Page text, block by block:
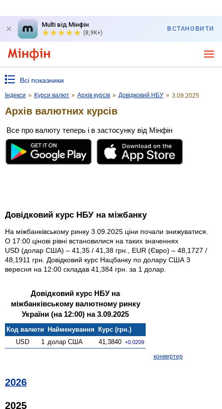
Multi від Мінфін
(8,9K+)
ВСТАНОВИТИ
Всі показники
Індекси » Курси валют » Архів курсів » Довідковий НБУ » 3.09.2025
Архів валютних курсів
Все про валюту теперь і в застосунку від Мінфін
Довідковий курс НБУ на міжбанку
На міжбанківському ринку 3.09.2025 ціни почали знижуватися.
О 17:00 цінові рівні встановилися на таких значеннях
USD (долар США) – 41,35 / 41,38 грн., EUR (Євро) – 48,1727 /
48,1911 грн. Довідковий курс Нацбанку по долару США 3
вересня на 12:00 складав 41,384 грн. за 1 долар.
Довідковий курс НБУ на
міжбанківському валютному ринку
України (на 12:00) на 3.09.2025
Код валюти Найменування
Курс (грн.)
USD
1 долар США 41,3840 +0.0209
конвертер
2026
2025